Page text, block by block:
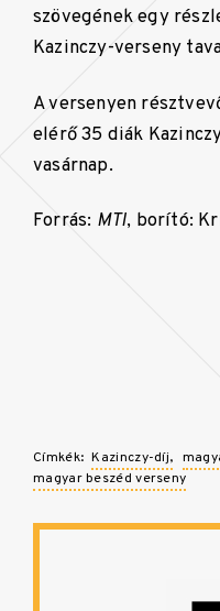
szövegének egy
Kazinczy-verseny
A versenyen
elérő 35 diák
vasárnap.
Forrás: MTI, borító:
Címkék: Kazinczy-díj
magyar beszéd verseny